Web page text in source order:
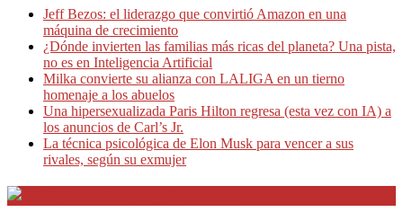
Jeff Bezos: el liderazgo que convirtió Amazon en una
máquina de crecimiento
¿Dónde invierten las familias más ricas del planeta? Una pista,
no es en Inteligencia Artificial
Milka convierte su alianza con LALIGA en un tierno
homenaje a los abuelos
Una hipersexualizada Paris Hilton regresa (esta vez con IA) a
los anuncios de Carl’s Jr.
La técnica psicológica de Elon Musk para vencer a sus
rivales, según su exmujer